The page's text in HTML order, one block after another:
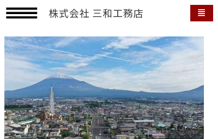
内
容
ス
キ
株式会社 三和工務店